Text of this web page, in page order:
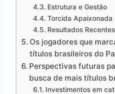
Estrutura e Gestão
Torcida Apaixonada
Resultados Recentes
Os jogadores que
títulos brasileiros do
Perspectivas futuras
busca de mais títulos
Investimentos em